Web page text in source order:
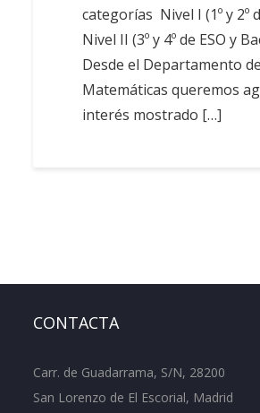
categorías Nivel I (1º y 2º
Nivel II (3º y 4º de ESO y
Desde el Departamento de
Matemáticas queremos
interés mostrado […]
CONTACTA
Carr. de Guadarrama, S/N, 28200
San Lorenzo de El Escorial, Madrid